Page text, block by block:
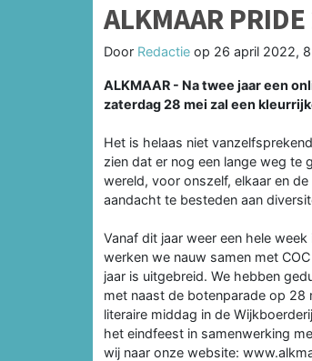
ALKMAAR
Door Redactie op 26 april 2022,
ALKMAAR - Na twee jaar een
zaterdag 28 mei zal een
Het is helaas niet
zien dat er nog een lange weg te
wereld, voor onszelf, elkaar en
aandacht te besteden aan
Vanaf dit jaar weer een hele
werken we nauw samen met
jaar is uitgebreid. We hebben
met naast de botenparade op 28
literaire middag in de
het eindfeest in samenwerking
wij naar onze website: